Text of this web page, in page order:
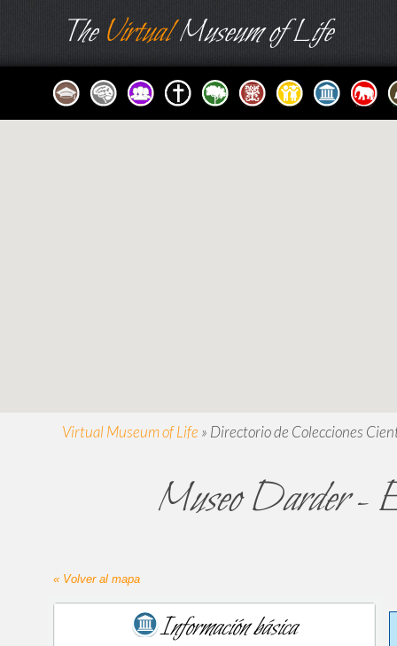
TheVirtualMuseum of Life
Virtual Museum of Life » Directorio de Colecciones
Museo Darder -
« Volver al mapa
Información básica